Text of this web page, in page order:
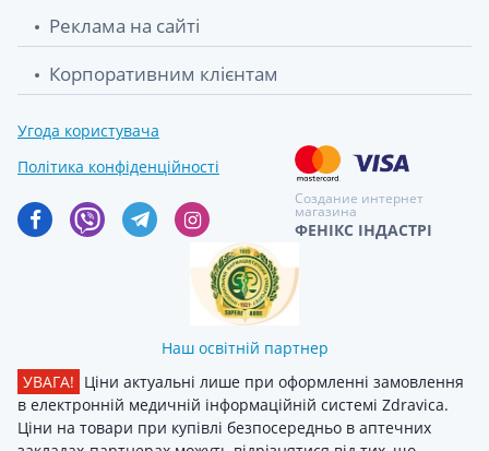
Реклама на сайті
Корпоративним клієнтам
Угода користувача
Політика конфіденційності
Создание интернет
магазина
ФЕНІКС ІНДАСТРІ
Наш освітній партнер
УВАГА! Ціни актуальні лише при оформленні замовлення
в електронній медичній інформаційній системі Zdravica.
Ціни на товари при купівлі безпосередньо в аптечних